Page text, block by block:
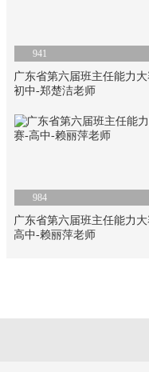
941
广东省第六届班主任能力
初中-郑楚洁老师
984
广东省第六届班主任能力
高中-赖丽萍老师